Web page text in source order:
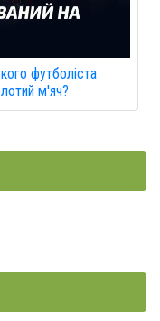
футболіста
м'яч?